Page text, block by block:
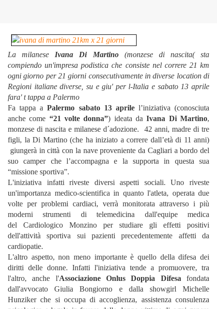
La milanese Ivana Di Martino(monzese di nascita( sta
compiendo un'impresa podistica che consiste nel correre 21 km
ogni giorno per 21 giorni consecutivamente in diverse location di
Regioni italiane diverse, su e giu' per l-Italia e sabato 13 aprile
fara' t tappa a Palermo
Fa tappa aPalermo sabato 13 aprilel’iniziativa (conosciuta
anche come “21 volte donna”) ideata daIvana Di Martino,
monzese di nascita e milanese d´adozione. 42 anni, madre di tre
figli, la Di Martino (che ha iniziato a correre dall’età di 11 anni)
giungerà in città con la nave proveniente da Cagliari a bordo del
suo camper che l’accompagna e la supporta in questa sua
“missione sportiva”.
L'iniziativa infatti riveste diversi aspetti sociali. Uno riveste
un'importanza medico-scientifica in quanto l'atleta, operata due
volte per problemi cardiaci, verrà monitorata attraverso i più
moderni strumenti di telemedicina dall'equipe medica
del Cardiologico Monzino per studiare gli effetti positivi
dell'attività sportiva sui pazienti precedentemente affetti da
cardiopatie.
L'altro aspetto, non meno importante è quello della difesa dei
diritti delle donne. Infatti l'iniziativa tende a promuovere, tra
l'altro, anche l'Associazione Onlus Doppia Difesa fondata
dall'avvocato Giulia Bongiorno e dalla showgirl Michelle
Hunziker che si occupa di accoglienza, assistenza consulenza